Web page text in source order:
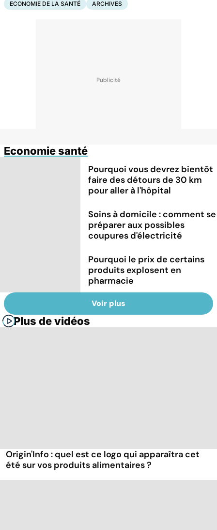
ECONOMIE DE LA SANTÉ ARCHIVES
Economie santé
Pourquoi vous devrez bientôt
faire des détours de 30 km
pour aller à l'hôpital
Soins à domicile : comment se
préparer aux possibles
coupures d'électricité
Pourquoi le prix de certains
produits explosent en
pharmacie
Voir plus
Plus de vidéos
Origin'Info : quel est ce logo qui apparaîtra cet
été sur vos produits alimentaires ?